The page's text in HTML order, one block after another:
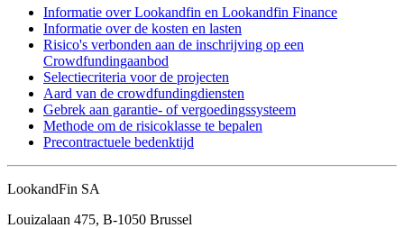
Informatie over Lookandfin en Lookandfin Finance
Informatie over de kosten en lasten
Risico's verbonden aan de inschrijving op een
Crowdfundingaanbod
Selectiecriteria voor de projecten
Aard van de crowdfundingdiensten
Gebrek aan garantie- of vergoedingssysteem
Methode om de risicoklasse te bepalen
Precontractuele bedenktijd
LookandFin SA
Louizalaan 475, B-1050 Brussel